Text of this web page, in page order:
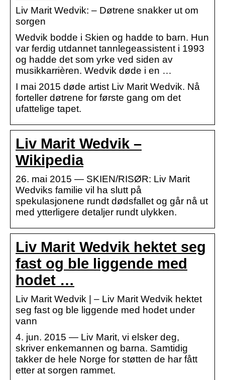
Liv Marit Wedvik: – Døtrene snakker ut om
sorgen
Wedvik bodde i Skien og hadde to barn. Hun
var ferdig utdannet tannlegeassistent i 1993
og hadde det som yrke ved siden av
musikkarrièren. Wedvik døde i en …
I mai 2015 døde artist Liv Marit Wedvik. Nå
forteller døtrene for første gang om det
ufattelige tapet.
Liv Marit Wedvik –
Wikipedia
26. mai 2015 — SKIEN/RISØR: Liv Marit
Wedviks familie vil ha slutt på
spekulasjonene rundt dødsfallet og går nå ut
med ytterligere detaljer rundt ulykken.
Liv Marit Wedvik hektet seg
fast og ble liggende med
hodet …
Liv Marit Wedvik | – Liv Marit Wedvik hektet
seg fast og ble liggende med hodet under
vann
4. jun. 2015 — Liv Marit, vi elsker deg,
skriver enkemannen og barna. Samtidig
takker de hele Norge for støtten de har fått
etter at sorgen rammet.